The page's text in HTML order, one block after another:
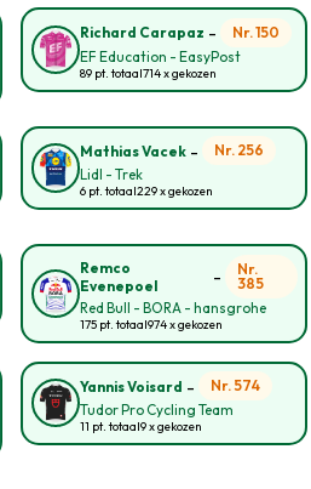
Richard Carapaz -
Nr. 150
EF Education - EasyPost
89 pt. totaal714 x gekozen
Mathias Vacek -
Nr. 256
Lidl - Trek
6 pt. totaal229 x gekozen
Remco
Evenepoel
-
Nr.
385
Red Bull - BORA - hansgrohe
175 pt. totaal974 x gekozen
Yannis Voisard -
Nr. 574
Tudor Pro Cycling Team
11 pt. totaal9 x gekozen